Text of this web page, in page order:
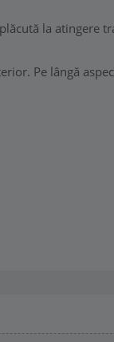
la atingere
Pe lângă